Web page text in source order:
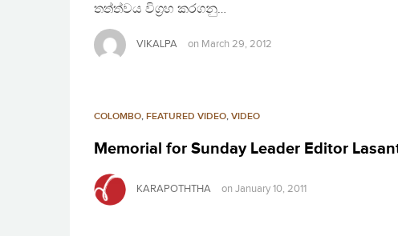
තත්ත්වය විග්‍රහ කරගනු…
VIKALPA on March 29, 2012
COLOMBO, FEATURED VIDEO, VIDEO
Memorial for Sunday Leader Editor
KARAPOTHTHA on January 10, 2011